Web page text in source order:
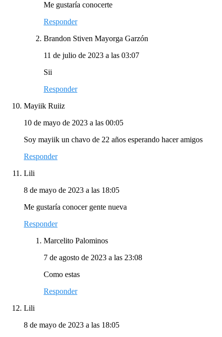
Me gustaría conocerte
Responder
Brandon Stiven Mayorga Garzón
11 de julio de 2023 a las 03:07
Sii
Responder
Mayiik Ruiiz
10 de mayo de 2023 a las 00:05
Soy mayiik un chavo de 22 años esperando hacer amigos
Responder
Lili
8 de mayo de 2023 a las 18:05
Me gustaría conocer gente nueva
Responder
Marcelito Palominos
7 de agosto de 2023 a las 23:08
Como estas
Responder
Lili
8 de mayo de 2023 a las 18:05